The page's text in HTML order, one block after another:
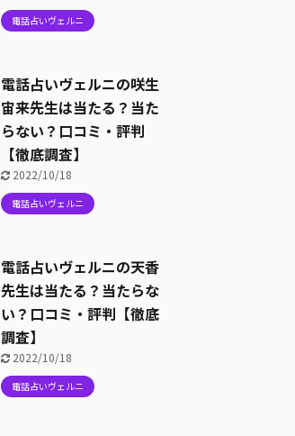
電話占いヴェルニ
電話占いヴェルニの咲生
宙来先生は当たる？当た
らない？口コミ・評判
【徹底調査】
2022/10/18
電話占いヴェルニ
電話占いヴェルニの天香
先生は当たる？当たらな
い？口コミ・評判【徹底
調査】
2022/10/18
電話占いヴェルニ